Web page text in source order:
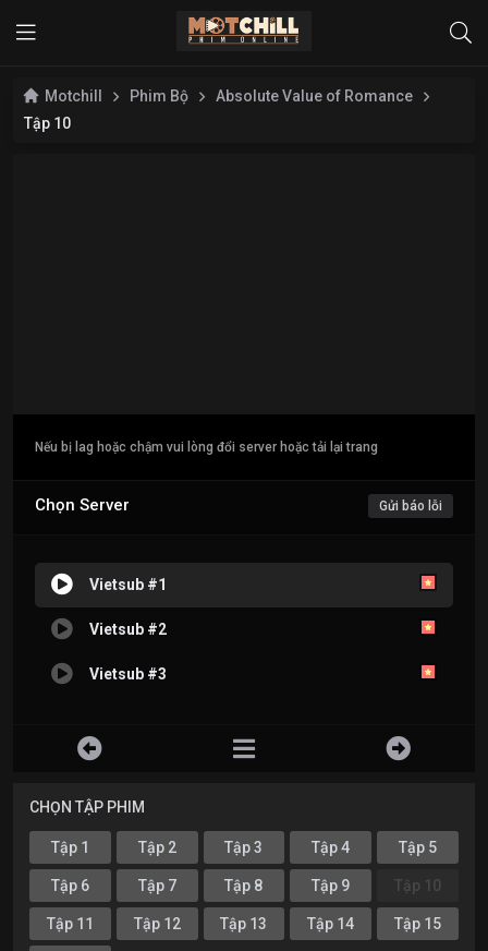
Motchill Phim Bộ
Absolute Value of Romance
Tập 10
Nếu bị lag hoặc chậm vui lòng đổi server hoặc tải lại trang
Chọn Server Gửi báo lỗi
Vietsub #1
Vietsub #2
Vietsub #3
CHỌN TẬP PHIM
Tập 1 Tập 2 Tập 3 Tập 4 Tập 5
Tập 6 Tập 7 Tập 8 Tập 9 Tập 10
Tập 11 Tập 12 Tập 13 Tập 14 Tập 15